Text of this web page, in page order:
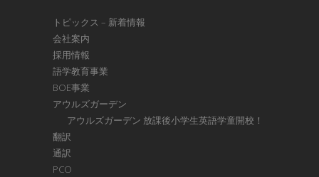
トピックス – 新着情報
会社案内
採用情報
語学教育事業
BOE事業
アウルズガーデン
アウルズガーデン 放課後小学生英語学童開校！
翻訳
通訳
PCO